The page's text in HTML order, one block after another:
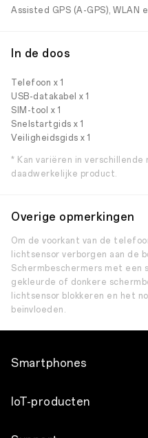
Assisted GPS (A-GPS),
In de doos
Telefoon x 1
USB-datakabel x 1
SIM-tool x 1
Snelstartgids x 1
Veiligheidsgids x 1
* Kan variëren in
daadwerkelijke product.
Overige opmerkingen
Om de voorkant van de
lichtsensor verborgen aan de
Schermbeschermers met een
gekleurde of donkere
lichtsensor blokkeren en het
beïnvloeden.
Smartphones
OPPO Find X9 Ultra
IoT-producten
OPPO Pad 5